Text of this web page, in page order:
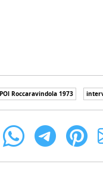
Roccaravindola 1973